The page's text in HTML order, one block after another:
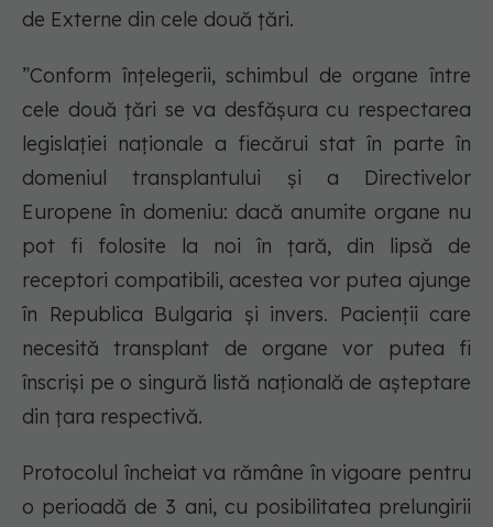
de Externe din cele două țări.
”Conform înţelegerii, schimbul de organe între
cele două ţări se va desfăşura cu respectarea
legislaţiei naţionale a fiecărui stat în parte în
domeniul transplantului şi a Directivelor
Europene în domeniu: dacă anumite organe nu
pot fi folosite la noi în țară, din lipsă de
receptori compatibili, acestea vor putea ajunge
în Republica Bulgaria și invers. Pacienţii care
necesită transplant de organe vor putea fi
înscrişi pe o singură listă naţională de aşteptare
din ţara respectivă.
Protocolul încheiat va rămâne în vigoare pentru
o perioadă de 3 ani, cu posibilitatea prelungirii